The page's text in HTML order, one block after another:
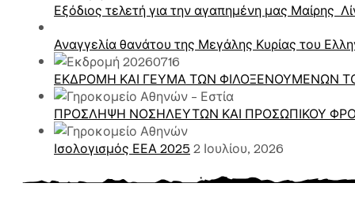
Εξόδιος τελετή για την αγαπημένη μας Μαίρης
Αναγγελία θανάτου της Μεγάλης Κυρίας του
ΕΚΔΡΟΜΗ ΚΑΙ ΓΕΥΜΑ ΤΩΝ ΦΙΛΟΞΕΝΟΥΜΕΝΩΝ
ΠΡΟΣΛΗΨΗ ΝΟΣΗΛΕΥΤΩΝ ΚΑΙ ΠΡΟΣΩΠΙΚΟΥ
Ισολογισμός ΕΕΑ 2025 2 Ιουλίου, 2026